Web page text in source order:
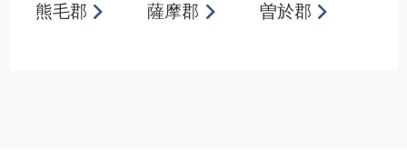
熊毛郡 薩摩郡 曽於郡